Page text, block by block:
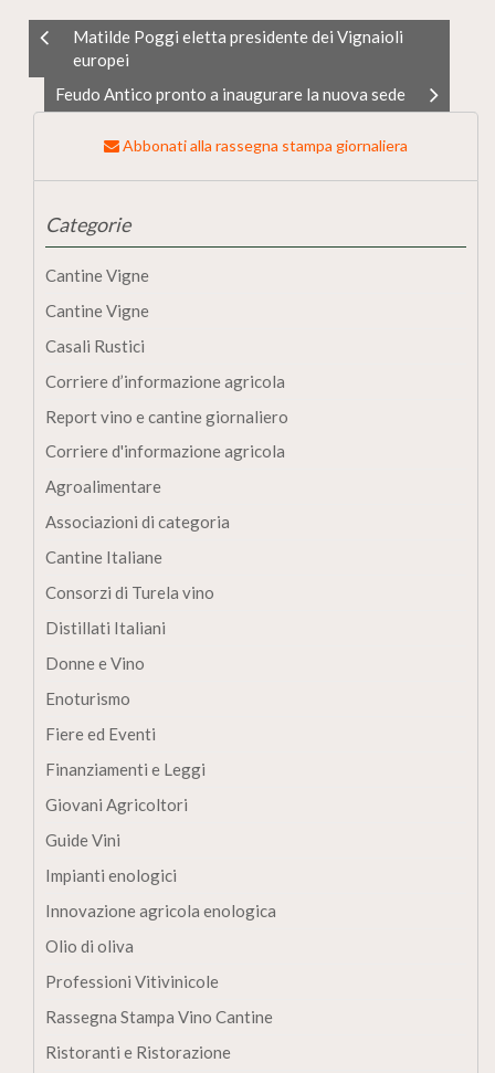
Matilde Poggi eletta presidente dei Vignaioli
europei
Feudo Antico pronto a inaugurare la nuova sede
Abbonati alla rassegna stampa giornaliera
Categorie
Cantine Vigne
Cantine Vigne
Casali Rustici
Corriere d’informazione agricola
Report vino e cantine giornaliero
Corriere d'informazione agricola
Agroalimentare
Associazioni di categoria
Cantine Italiane
Consorzi di Turela vino
Distillati Italiani
Donne e Vino
Enoturismo
Fiere ed Eventi
Finanziamenti e Leggi
Giovani Agricoltori
Guide Vini
Impianti enologici
Innovazione agricola enologica
Olio di oliva
Professioni Vitivinicole
Rassegna Stampa Vino Cantine
Ristoranti e Ristorazione